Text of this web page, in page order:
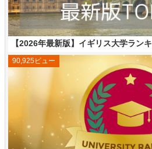
【2026年最新版】イギリス大学ラン
90,925ビュー